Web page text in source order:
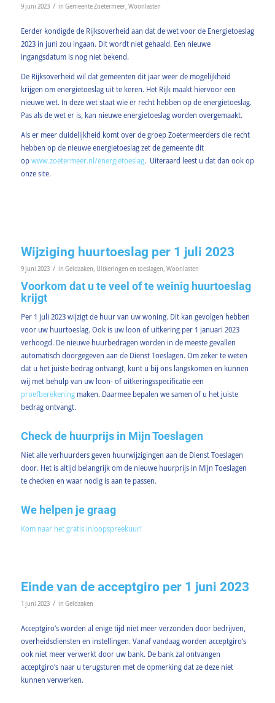
9 juni 2023 / in Gemeente Zoetermeer, Woonlasten
Eerder kondigde de Rijksoverheid aan dat de wet voor de Energietoeslag
2023 in juni zou ingaan. Dit wordt niet gehaald. Een nieuwe
ingangsdatum is nog niet bekend.
De Rijksoverheid wil dat gemeenten dit jaar weer de mogelijkheid
krijgen om energietoeslag uit te keren. Het Rijk maakt hiervoor een
nieuwe wet. In deze wet staat wie er recht hebben op de energietoeslag.
Pas als de wet er is, kan nieuwe energietoeslag worden overgemaakt.
Als er meer duidelijkheid komt over de groep Zoetermeerders die recht
hebben op de nieuwe energietoeslag zet de gemeente dit
opwww.zoetermeer.nl/energietoeslag. Uiteraard leest u dat dan ook op
onze site.
Wijziging huurtoeslag per 1 juli 2023
9 juni 2023 / in Geldzaken Uitkeringen en toeslagen Woonlasten
Voorkom dat u te veel of te weinig huurtoeslag
krijgt
Per 1 juli 2023 wijzigt de huur van uw woning. Dit kan gevolgen hebben
voor uw huurtoeslag. Ook is uw loon of uitkering per 1 januari 2023
verhoogd. De nieuwe huurbedragen worden in de meeste gevallen
automatisch doorgegeven aan de Dienst Toeslagen. Om zeker te weten
dat u het juiste bedrag ontvangt, kunt u bij ons langskomen en kunnen
wij met behulp van uw loon- of uitkeringsspecificatie een
proefberekeningmaken. Daarmee bepalen we samen of u het juiste
bedrag ontvangt.
Check de huurprijs in Mijn Toeslagen
Niet alle verhuurders geven huurwijzigingen aan de Dienst Toeslagen
door. Het is altijd belangrijk om de nieuwe huurprijs in Mijn Toeslagen
te checken en waar nodig is aan te passen.
We helpen je graag
Kom naar het gratis inloopspreekuur!
Einde van de acceptgiro per 1 juni 2023
1 juni 2023 / in Geldzaken
Acceptgiro’s worden al enige tijd niet meer verzonden door bedrijven,
overheidsdiensten en instellingen. Vanaf vandaag worden acceptgiro’s
ook niet meer verwerkt door uw bank. De bank zal ontvangen
acceptgiro’s naar u terugsturen met de opmerking dat ze deze niet
kunnen verwerken.